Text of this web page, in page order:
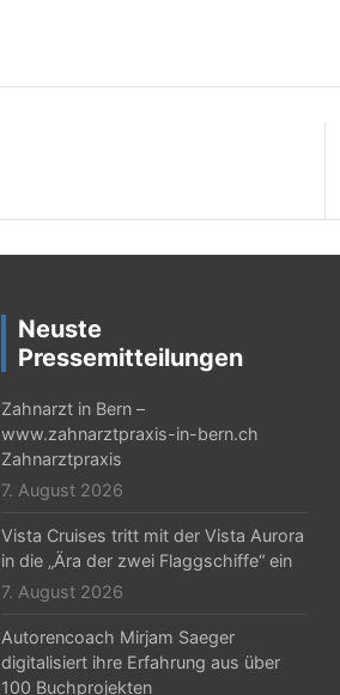
Neuste
Pressemitteilungen
Zahnarzt in Bern –
www.zahnarztpraxis-in-bern.ch
Zahnarztpraxis
7. August 2026
Vista Cruises tritt mit der Vista Aurora
in die „Ära der zwei Flaggschiffe“ ein
7. August 2026
Autorencoach Mirjam Saeger
digitalisiert ihre Erfahrung aus über
100 Buchprojekten